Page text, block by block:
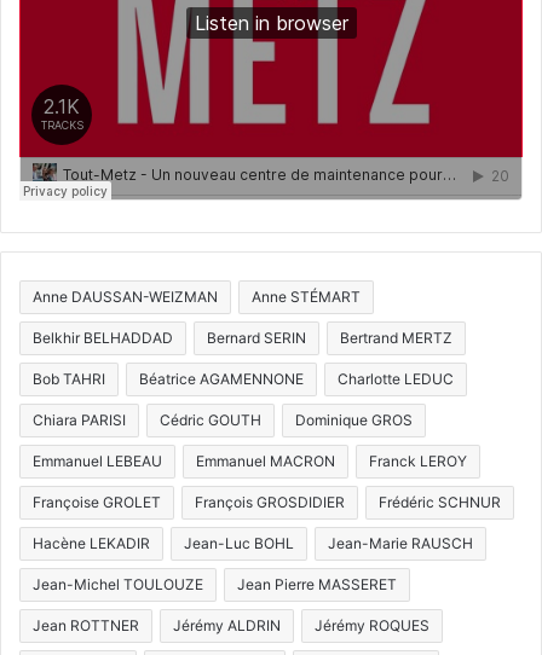
Anne DAUSSAN-WEIZMAN Anne STÉMART
Belkhir BELHADDAD Bernard SERIN Bertrand MERTZ
Bob TAHRI Béatrice AGAMENNONE Charlotte LEDUC
Chiara PARISI Cédric GOUTH Dominique GROS
Emmanuel LEBEAU Emmanuel MACRON Franck LEROY
Françoise GROLET François GROSDIDIER Frédéric SCHNUR
Hacène LEKADIR Jean-Luc BOHL Jean-Marie RAUSCH
Jean-Michel TOULOUZE Jean Pierre MASSERET
Jean ROTTNER Jérémy ALDRIN Jérémy ROQUES